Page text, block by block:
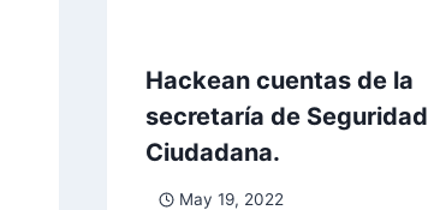
Hackean cuentas de la
secretaría de Seguridad
Ciudadana.
May 19, 2022